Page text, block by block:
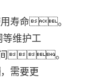
用寿命。
维护工
间。
需要更